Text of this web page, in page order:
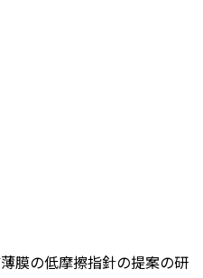
膜の低摩擦指針の提案の研